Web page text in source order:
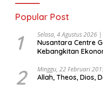
Popular Post
1 Selasa, 4 Agustus 2026
Nusantara Centre
Kebangkitan
Djojohadikusumo
(Pergolakan
2 Minggu, 22 Februari
Allah, Theos, Dios,